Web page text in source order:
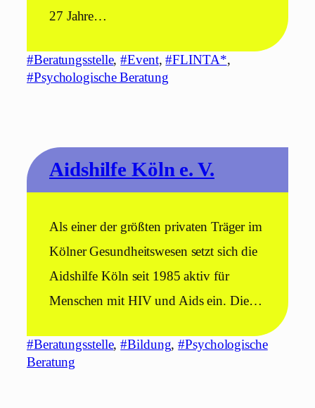
27 Jahre…
#Beratungsstelle, #Event, #FLINTA*
#Psychologische Beratung
Aidshilfe Köln e. V.
Als einer der größten privaten Träger im
Kölner Gesundheitswesen setzt sich die
Aidshilfe Köln seit 1985 aktiv für
Menschen mit HIV und Aids ein. Die…
#Beratungsstelle, #Bildung, #Psychologische
Beratung